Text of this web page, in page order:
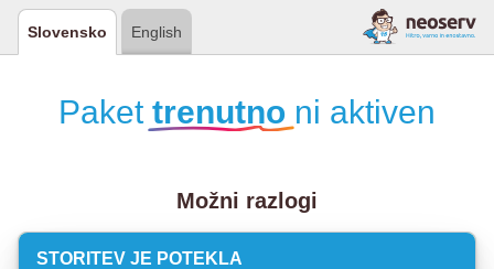
Slovensko English
Paket trenutno ni aktiven
Možni razlogi
STORITEV JE POTEKLA